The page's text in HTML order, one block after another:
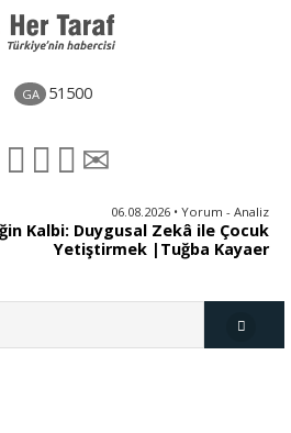
GA 51500
06.08.2026 • Yorum - Analiz
Kalbi: Duygusal Zekâ ile Çocuk
Yetiştirmek |Tuğba Kayaer